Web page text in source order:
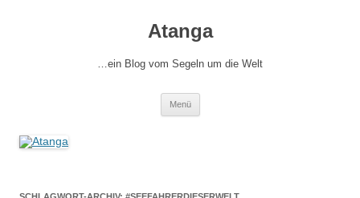
Atanga
…ein Blog vom Segeln um die Welt
Menü